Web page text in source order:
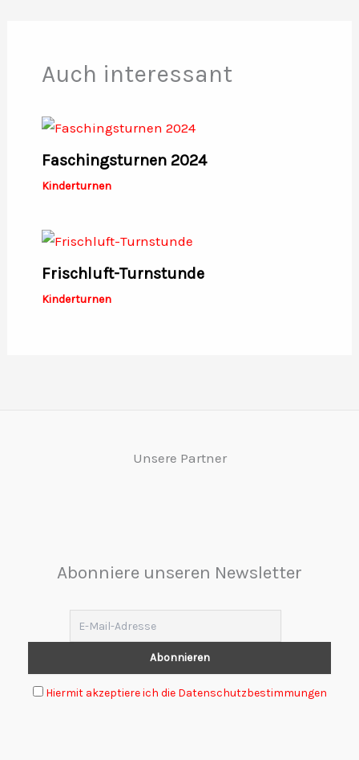
Auch interessant
Faschingsturnen 2024
Kinderturnen
Frischluft-Turnstunde
Kinderturnen
Unsere Partner
Abonniere unseren Newsletter
Hiermit akzeptiere ich die Datenschutzbestimmungen